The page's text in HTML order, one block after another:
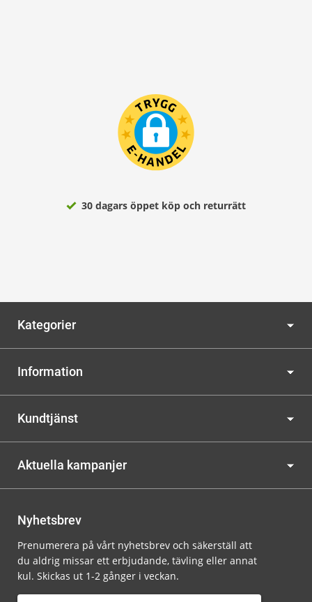
30 dagars öppet köp och returrätt
Kategorier
Information
Kundtjänst
Aktuella kampanjer
Nyhetsbrev
Prenumerera på vårt nyhetsbrev och säkerställ att
du aldrig missar ett erbjudande, tävling eller annat
kul. Skickas ut 1-2 gånger i veckan.